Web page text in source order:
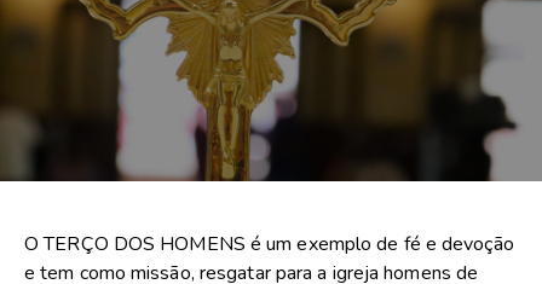
O TERÇO DOS HOMENS é um exemplo de fé e devoção
e tem como missão, resgatar para a igreja homens de